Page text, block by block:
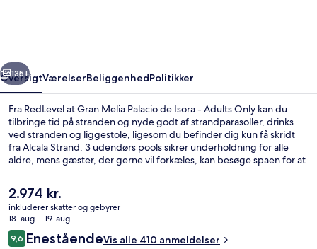
Isora
-
Adults
Only
Næste
135+
OversigtVærelserBeliggenhedPolitikker
Fra RedLevel at Gran Melia Palacio de Isora - Adults Only kan du
tilbringe tid på stranden og nyde godt af strandparasoller, drinks
ved stranden og liggestole, ligesom du befinder dig kun få skridt
fra Alcala Strand. 3 udendørs pools sikrer underholdning for alle
aldre, mens gæster, der gerne vil forkæles, kan besøge spaen for at
behandlinger. La Terrasse, en af 9 restauranter, serverer lokale og
internationale retter og er åben til aftensmad. Andre højdepunkter
på dette hotel med luksusfaciliteter tæller 2 barer ved poolen, et
døgnåbent fitnesscenter og en snackbar/deli.
Den
nuværende
pris
er
2.974 kr.
2.974 kr.
inkluderer skatter og gebyrer
18. aug. - 19. aug.
Anmeldelser
9,69,6 ud af 10.
EneståendeVis alle 410 anmeldelser